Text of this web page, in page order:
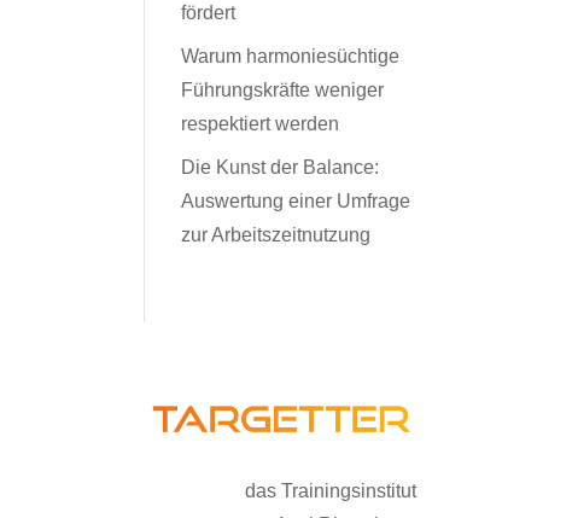
fördert
Warum harmoniesüchtige
Führungskräfte weniger
respektiert werden
Die Kunst der Balance:
Auswertung einer Umfrage
zur Arbeitszeitnutzung
das Trainingsinstitut